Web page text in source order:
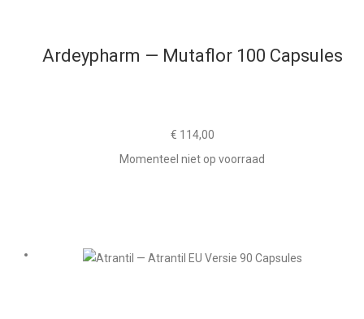
Ardeypharm — Mutaflor 100 Capsules
€ 114,00
Momenteel niet op voorraad